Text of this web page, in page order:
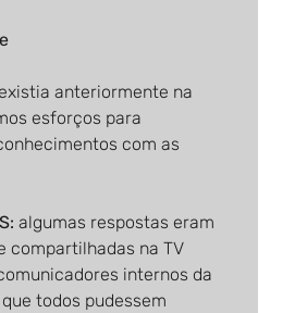
anteriormente na
esforços para
com as
algumas respostas eram
compartilhadas na TV
internos da
todos pudessem